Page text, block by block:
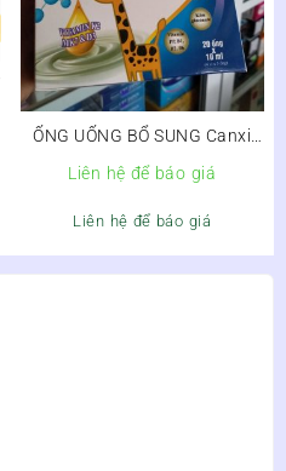
ỐNG UỐNG BỔ SUNG Canxi
CANCI NANO MK7 BIGSUN
Liên hệ để báo giá
Liên hệ để báo giá